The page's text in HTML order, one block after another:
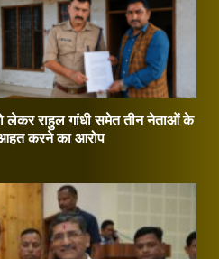
लेकर राहुल गांधी समेत तीन नेताओं के
आहत करने का आरोप